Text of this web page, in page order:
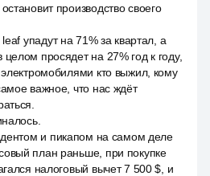
производство своего
упадут на 71% за квартал, а
просядет на 27% год к году,
кто выжил, кому
важное, что нас ждёт
и пикапом на самом деле
план раньше, при покупке
налоговый вычет 7 500 $, и